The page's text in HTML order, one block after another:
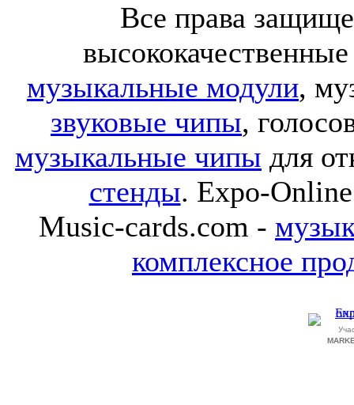
Все права
музыкальные модули,
звуковые чипы,
музыкальные чипы для
стенды. Expo-
Music-cards.com -
комплексное